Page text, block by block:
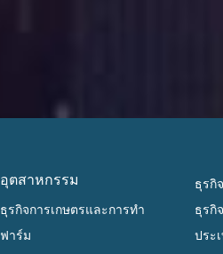
อุตสาหกรรม
ธุรกิจการเกษตรและการทำ
ฟาร์ม
ธุรกิ
ธุรกิ
ประ